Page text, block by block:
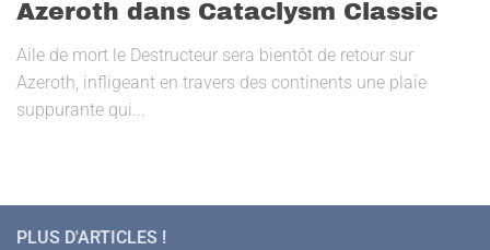
Azeroth dans Cataclysm Classic
Aile de mort le Destructeur sera bientôt de retour sur
Azeroth, infligeant en travers des continents une plaie
suppurante qui...
PLUS D'ARTICLES !